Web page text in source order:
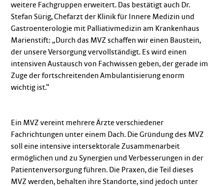
weitere Fachgruppen erweitert. Das bestätigt auch Dr.
Stefan Sürig, Chefarzt der Klinik für Innere Medizin und
Gastroenterologie mit Palliativmedizin am Krankenhaus
Marienstift: „Durch das MVZ schaffen wir einen Baustein,
der unsere Versorgung vervollständigt. Es wird einen
intensiven Austausch von Fachwissen geben, der gerade im
Zuge der fortschreitenden Ambulantisierung enorm
wichtig ist.“
Ein MVZ vereint mehrere Ärzte verschiedener
Fachrichtungen unter einem Dach. Die Gründung des MVZ
soll eine intensive intersektorale Zusammenarbeit
ermöglichen und zu Synergien und Verbesserungen in der
Patientenversorgung führen. Die Praxen, die Teil dieses
MVZ werden, behalten ihre Standorte, sind jedoch unter